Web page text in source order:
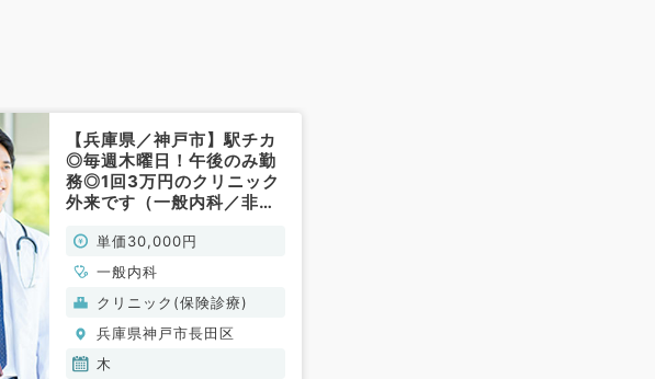
【兵庫県／神戸市】駅チカ
◎毎週木曜日！午後のみ勤
務◎1回3万円のクリニック
外来です（一般内科／非常
単価30,000円
一般内科
クリニック(保険診療)
兵庫県神戸市長田区
木